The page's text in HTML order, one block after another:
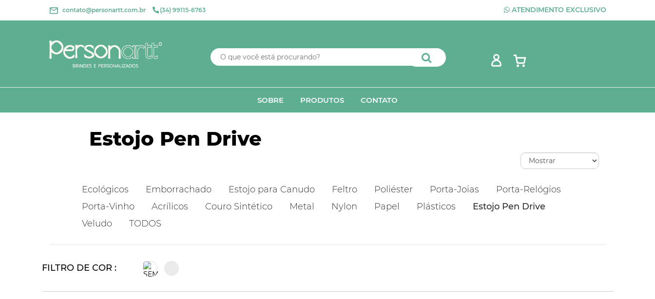
contato@personartt.com.br (34) 99115-6763 ATENDIMENTO EXCLUSIVO
SOBRE PRODUTOS CONTATO
Estojo Pen Drive
Ecológicos Emborrachado Estojo para Canudo Feltro Poliéster Porta-Joias
Porta-Relógios
Porta-Vinho
Acrílicos Couro Sintético Metal Nylon Papel Plásticos
Estojo Pen Drive
Veludo
TODOS
FILTRO DE COR :